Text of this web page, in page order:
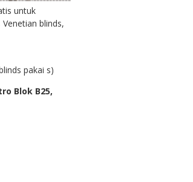
untuk
blinds,
pakai s)
Blok B25,